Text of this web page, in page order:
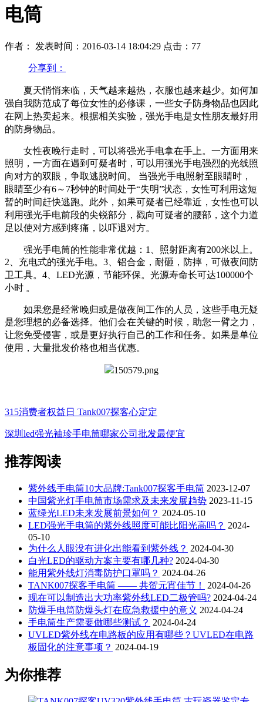
电筒
作者： 发表时间：2016-03-14 18:04:29 点击：77
分享到：
夏天悄悄来临，天气越来越热，衣服也越来越少。如何加
强自我防范成了每位女性的必修课，一些女子防身物品也因此
在网上热卖起来。根据相关实验，强光手电是女性朋友最好用
的防身物品。
女性夜晚行走时，可以将强光手电拿在手上。一方面用来
照明，一方面在遇到可疑者时，可以用强光手电强烈的光线照
向对方的双眼，争取逃脱时间。 当强光手电照射至眼睛时，
眼睛至少有6～7秒钟的时间处于“失明”状态，女性可利用这短
暂的时间赶快逃跑。此外，如果可疑者已经靠近，女性也可以
利用强光手电前段的尖锐部分，戳向可疑者的腰部，这个力道
足以使对方感到疼痛，以吓退对方。
强光手电筒的性能非常优越：1、照射距离有200米以上。
2、充电式的强光手电。3、铝合金，耐砸，防摔，可做夜间防
卫工具。4、LED光源，节能环保。光源寿命长可达100000个
小时 。
如果您是经常晚归或是做夜间工作的人员，这些手电无疑
是您理想的必备选择。他们会在关键的时候，助您一臂之力，
让您免受侵害，或是更好执行自己的工作和任务。如果是单位
使用，大量批发价格也相当优惠。
315消费者权益日 Tank007探客心定定
深圳led强光袖珍手电筒哪家公司批发最便宜
推荐阅读
紫外线手电筒10大品牌:Tank007探客手电筒 2023-12-07
中国紫光灯手电筒市场需求及未来发展趋势 2023-11-15
蓝绿光LED未来发展前景如何？ 2024-05-10
LED强光手电筒的紫外线照度可能比阳光高吗？ 2024-
05-10
为什么人眼没有进化出能看到紫外线？ 2024-04-30
白光LED的驱动方案主要有哪几种? 2024-04-30
能用紫外线灯消毒防护口罩吗？ 2024-04-26
TANK007探客手电筒 —— 共贺元宵佳节！
2024-04-26
现在可以制造出大功率紫外线LED二极管吗? 2024-04-24
防爆手电筒防爆头灯在应急救援中的意义 2024-04-24
手电筒生产需要做哪些测试？ 2024-04-24
UVLED紫外线在电路板的应用有哪些？UVLED在电路
板固化的注意事项？ 2024-04-19
为你推荐